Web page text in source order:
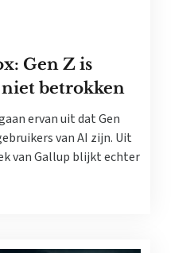
Gen Z is
betrokken
ervan uit dat Gen
van AI zijn. Uit
van Gallup blijkt echter